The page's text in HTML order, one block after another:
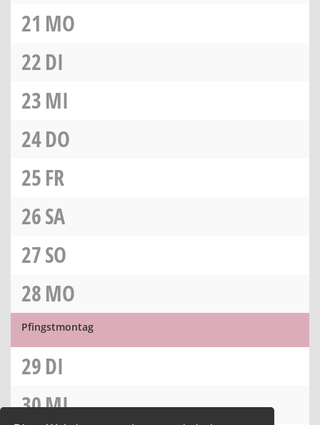
21 MO
22DI
23MI
24DO
25FR
26SA
27SO
28MO
Pfingstmontag
29DI
30MI